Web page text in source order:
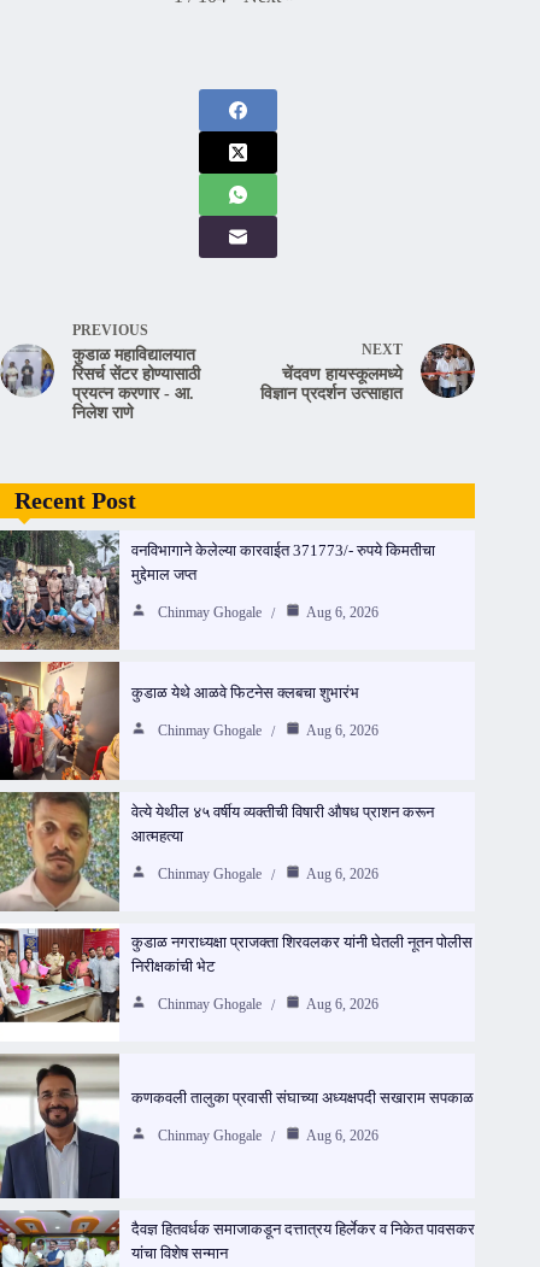
PREVIOUS
कुडाळ महाविद्यालयात
रिसर्च सेंटर होण्यासाठी
प्रयत्न करणार - आ.
निलेश राणे
NEXT
चेंदवण हायस्कूलमध्ये
विज्ञान प्रदर्शन उत्साहात
Recent Post
वनविभागाने केलेल्या कारवाईत 371773/- रुपये किमतीचा
मुद्देमाल जप्त
Chinmay Ghogale Aug 6, 2026
कुडाळ येथे आळवे फिटनेस क्लबचा शुभारंभ
Chinmay Ghogale Aug 6, 2026
वेत्ये येथील ४५ वर्षीय व्यक्तीची विषारी औषध प्राशन करून
आत्महत्या
Chinmay Ghogale Aug 6, 2026
कुडाळ नगराध्यक्षा प्राजक्ता शिरवलकर यांनी घेतली नूतन पोलीस
निरीक्षकांची भेट
Chinmay Ghogale Aug 6, 2026
कणकवली तालुका प्रवासी संघाच्या अध्यक्षपदी सखाराम सपकाळ
Chinmay Ghogale Aug 6, 2026
दैवज्ञ हितवर्धक समाजाकडून दत्तात्रय हिर्लेकर व निकेत पावसकर
यांचा विशेष सन्मान